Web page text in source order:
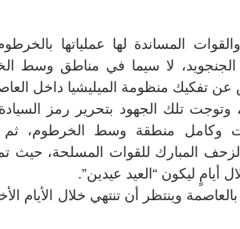
المساندة لها عملياتها
لا سيما في مناطق وسط
تفكيك منظومة الميليشيا داخل
تلك الجهود بتحرير رمز
وكامل منطقة وسط الخرطوم،
المبارك للقوات المسلحة، حيث
ليكون “العيد عيدين”.
وينتظر أن تنتهي خلال الأيام